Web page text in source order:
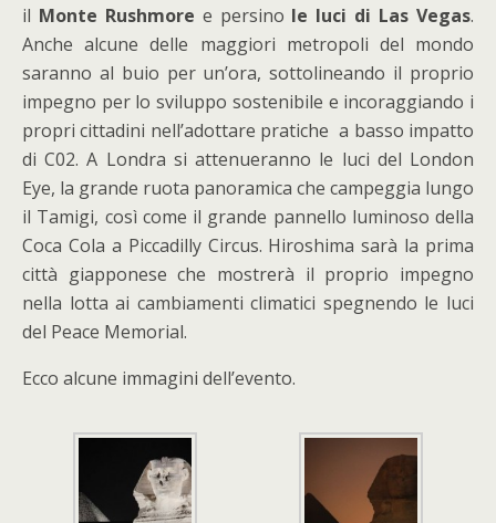
il Monte Rushmore e persino le luci di Las Vegas.
Anche alcune delle maggiori metropoli del mondo
saranno al buio per un’ora, sottolineando il proprio
impegno per lo sviluppo sostenibile e incoraggiando i
propri cittadini nell’adottare pratiche a basso impatto
di C02. A Londra si attenueranno le luci del London
Eye, la grande ruota panoramica che campeggia lungo
il Tamigi, così come il grande pannello luminoso della
Coca Cola a Piccadilly Circus. Hiroshima sarà la prima
città giapponese che mostrerà il proprio impegno
nella lotta ai cambiamenti climatici spegnendo le luci
del Peace Memorial.
Ecco alcune immagini dell’evento.